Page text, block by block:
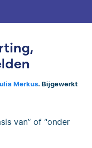
Merkus. Bijgewerkt
van” of “onder